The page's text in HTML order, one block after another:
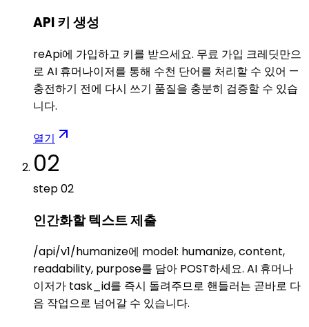
API 키 생성
reApi에 가입하고 키를 받으세요. 무료 가입 크레딧만으
로 AI 휴머나이저를 통해 수천 단어를 처리할 수 있어 —
충전하기 전에 다시 쓰기 품질을 충분히 검증할 수 있습
니다.
열기
02
step02
인간화할 텍스트 제출
/api/v1/humanize에 model: humanize, content,
readability, purpose를 담아 POST하세요. AI 휴머나
이저가 task_id를 즉시 돌려주므로 핸들러는 곧바로 다
음 작업으로 넘어갈 수 있습니다.